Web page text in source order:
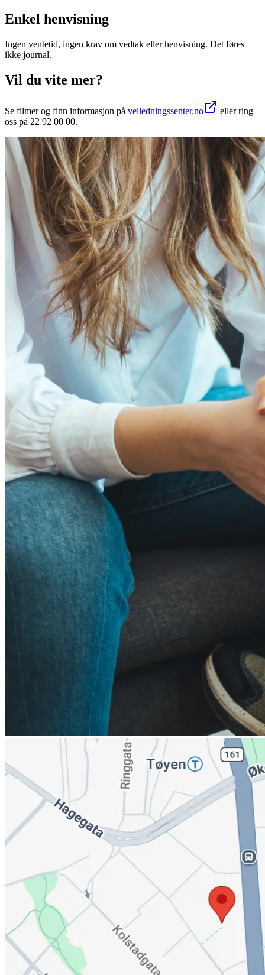
Enkel henvisning
Ingen ventetid, ingen krav om vedtak eller henvisning. Det føres
ikke journal.
Vil du vite mer?
Se filmer og finn informasjon på veiledningssenter.no
eller ring
oss på 22 92 00 00.